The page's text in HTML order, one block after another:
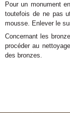
Pour un monument
toutefois de ne pas
mousse. Enlever le
Concernant les
procéder au
des bronzes.